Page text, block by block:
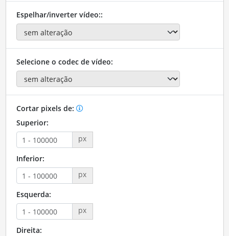
Espelhar/inverter vídeo::
Selecione o codec de vídeo:
Cortar pixels de:
Superior:
px
Inferior:
px
Esquerda:
px
Direita: